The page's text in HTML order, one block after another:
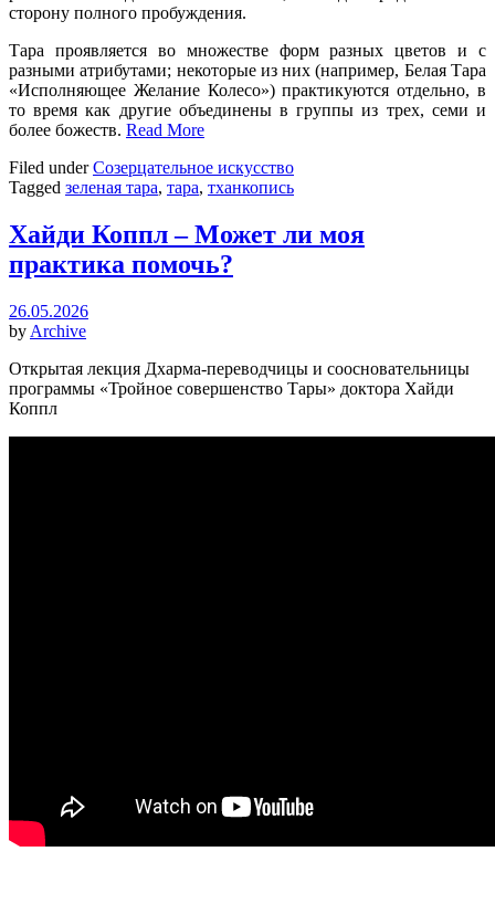
сторону полного пробуждения.
Тара проявляется во множестве форм разных цветов и с
разными атрибутами; некоторые из них (например, Белая Тара
«Исполняющее Желание Колесо») практикуются отдельно, в
то время как другие объединены в группы из трех, семи и
более божеств. Read More
Filed underСозерцательное искусство
Tagged зеленая тара, тара, тханкопись
Хайди Коппл – Может ли моя
практика помочь?
26.05.2026
by Archive
Открытая лекция Дхарма-переводчицы и соосновательницы
программы «Тройное совершенство Тары» доктора Хайди
Коппл